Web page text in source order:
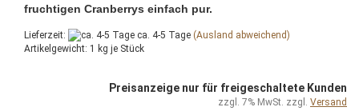
fruchtigen Cranberrys einfach pur.
Lieferzeit: ca. 4-5 Tage (Ausland abweichend)
Artikelgewicht: 1 kg je Stück
Preisanzeige nur für freigeschaltete Kunden
zzgl. 7% MwSt. zzgl. Versand